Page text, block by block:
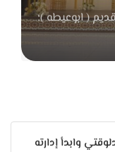
بيها وانت واثق في
( ابوعيطه )؛
وابدأ إدارته